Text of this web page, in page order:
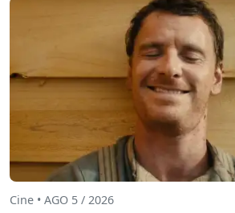
Cine • AGO 5 / 2026